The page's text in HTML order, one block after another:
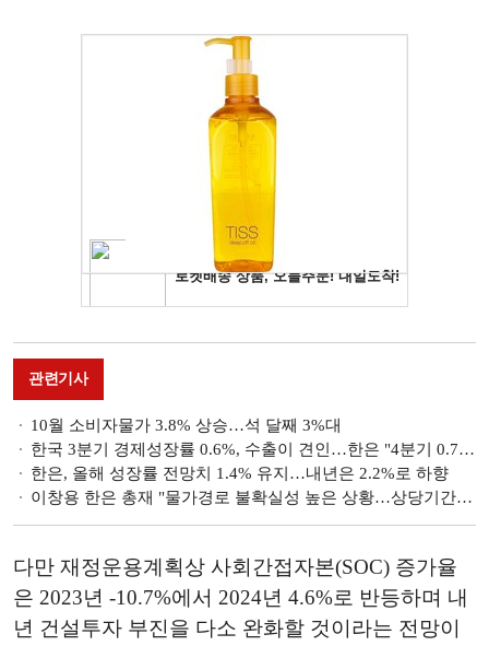
관련기사
10월 소비자물가 3.8% 상승…석 달째 3%대
한국 3분기 경제성장률 0.6%, 수출이 견인…한은 "4분기 0.7%면 올해 1.4% 가능"(종합)
한은, 올해 성장률 전망치 1.4% 유지…내년은 2.2%로 하향
이창용 한은 총재 "물가경로 불확실성 높은 상황…상당기간 긴축기조 필요" [2023 국감]
다만 재정운용계획상 사회간접자본(SOC) 증가율
은 2023년 -10.7%에서 2024년 4.6%로 반등하며 내
년 건설투자 부진을 다소 완화할 것이라는 전망이